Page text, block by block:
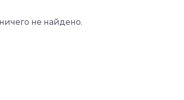
не найдено.